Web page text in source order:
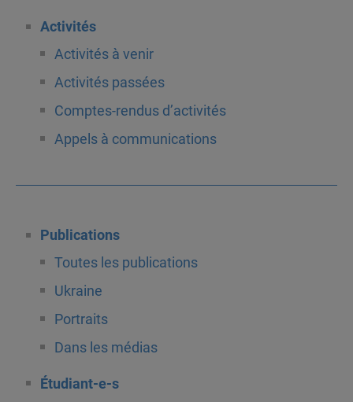
Activités
Activités à venir
Activités passées
Comptes-rendus d’activités
Appels à communications
Publications
Toutes les publications
Ukraine
Portraits
Dans les médias
Étudiant-e-s